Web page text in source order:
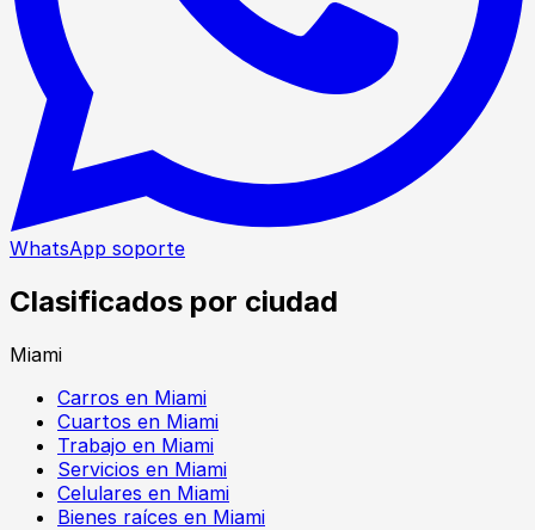
WhatsApp soporte
Clasificados por ciudad
Miami
Carros en Miami
Cuartos en Miami
Trabajo en Miami
Servicios en Miami
Celulares en Miami
Bienes raíces en Miami